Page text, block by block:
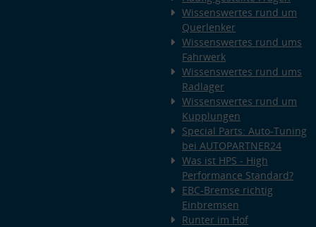
Wissenswertes rund um
Querlenker
Wissenswertes rund ums
Fahrwerk
Wissenswertes rund ums
Radlager
Wissenswertes rund um
Kupplungen
Special Parts: Auto-Tuning
bei AUTOPARTNER24
Was ist HPS - High
Performance Standard?
EBC-Bremse richtig
Einbremsen
Runter im Hof